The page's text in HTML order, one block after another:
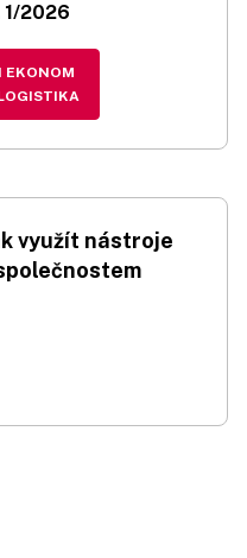
2026
EKONOM
využít nástroje